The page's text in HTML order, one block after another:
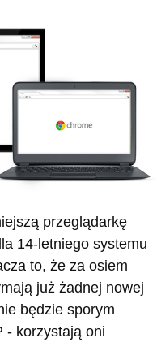
przeglądarkę
14-letniego systemu
to, że za osiem
już żadnej nowej
będzie sporym
- korzystają oni